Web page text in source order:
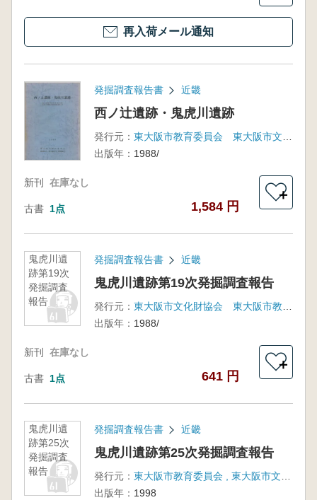
再入荷メール通知
発掘調査報告書 近畿
西ノ辻遺跡・鬼虎川遺跡
発行元：
出版年： 1988/
新刊 在庫なし
古書 1点 1,584 円
＋
鬼虎川遺
跡第19次
発掘調査
報告
発掘調査報告書 近畿
鬼虎川遺跡第19次発掘調査報告
発行元：
出版年： 1988/
新刊 在庫なし
古書 1点 641 円
＋
鬼虎川遺
跡第25次
発掘調査
報告
発掘調査報告書 近畿
鬼虎川遺跡第25次発掘調査報告
発行元：
出版年： 1998